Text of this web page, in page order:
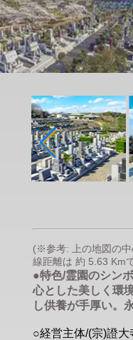
(※参考: 上の地図の中
線距離は 約 5.63 Km
●特色/霊園のシン
心とした美しく環
し供養が手厚い。
○経営主体/(宗)證